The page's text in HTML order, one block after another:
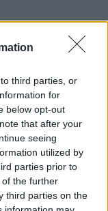
third parties, or
for
below opt-out
that after your
seeing
utilized by
parties prior to
the further
third parties on the